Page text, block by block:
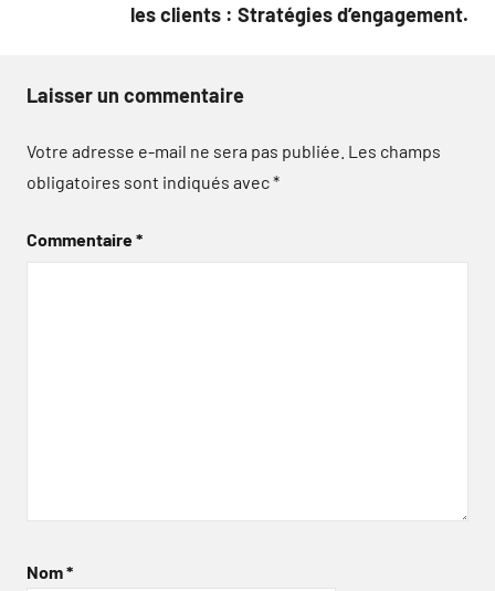
les clients : Stratégies d’engagement.
Laisser un commentaire
Votre adresse e-mail ne sera pas publiée. Les champs
obligatoires sont indiqués avec*
Commentaire*
Nom*